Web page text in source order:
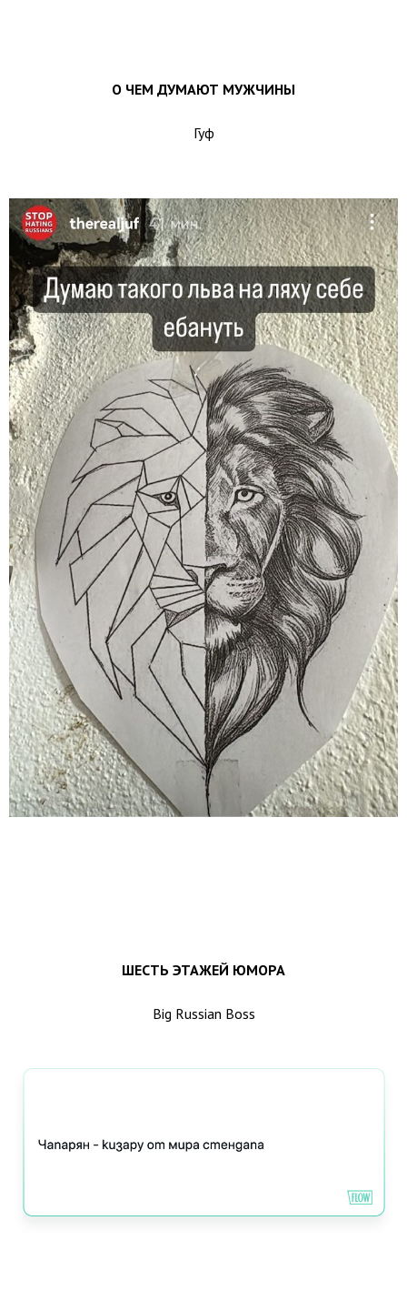
О ЧЕМ ДУМАЮТ МУЖЧИНЫ
Гуф
ШЕСТЬ ЭТАЖЕЙ ЮМОРА
Big Russian Boss